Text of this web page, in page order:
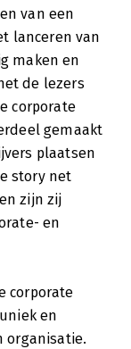
van een
lanceren van
maken en
de lezers
corporate
gemaakt
plaatsen
story net
zijn zij
en
corporate
en
organisatie.